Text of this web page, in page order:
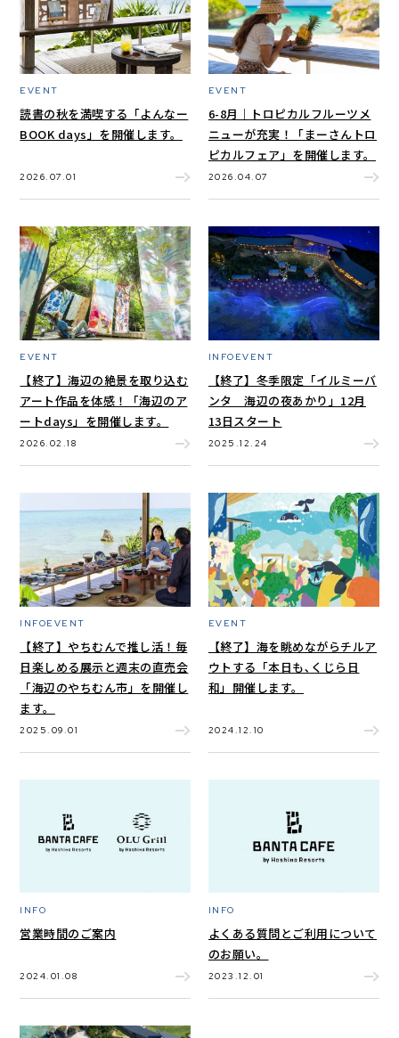
EVENT
読書の秋を満喫する「よんなー
BOOK days」を開催します。
2026.07.01
EVENT
6-8月｜トロピカルフルーツメ
ニューが充実！「まーさんトロ
ピカルフェア」を開催します。
2026.04.07
EVENT
【終了】海辺の絶景を取り込む
アート作品を体感！「海辺のア
ートdays」を開催します。
2026.02.18
INFOEVENT
【終了】冬季限定「イルミーバ
ンタ 海辺の夜あかり」12月
13日スタート
2025.12.24
INFOEVENT
【終了】やちむんで推し活！毎
日楽しめる展示と週末の直売会
「海辺のやちむん市」を開催し
ます。
2025.09.01
EVENT
【終了】海を眺めながらチルア
ウトする「本⽇も､くじら⽇
和」開催します。
2024.12.10
INFO
営業時間のご案内
2024.01.08
INFO
よくある質問とご利用について
のお願い。
2023.12.01